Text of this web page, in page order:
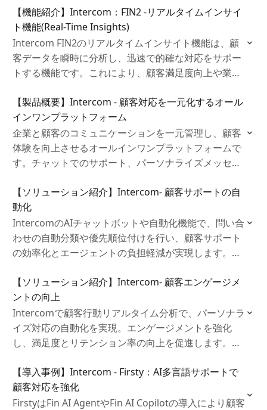
安全かつ効率的に行われ、運用チームや開発者が簡単
に管理できるようになります。
【機能紹介】Intercom：FIN2 ‐リアルタイムインサイ
ト機能(Real-Time Insights)
Intercom FIN2のリアルタイムインサイト機能は、顧
客データを瞬時に分析し、迅速で的確な対応をサポー
トする機能です。これにより、顧客満足度向上や業務
ロアクティブな対応により、長期的な顧客関係の構築
にも貢献します。
【製品概要】Intercom - 顧客対応を一元化するオール
インワンプラットフォーム
企業と顧客のコミュニケーションを一元管理し、顧客
体験を向上させるオールインワンプラットフォームで
す。チャットでのサポート、パーソナライズメッセー
す。複数チャネルの統合により一貫した顧客対応を実
現し、業務効率化や売上拡大を支援します。
【ソリューション紹介】Intercom- 顧客サポートの自
動化
IntercomのAIチャットボットや自動化機能で、問い合
わせの自動分類や優先順位付けを行い、顧客サポート
の効率化とエージェントの負担軽減が実現します。迅
ピーターの増加や信頼関係構築を促進します。
【ソリューション紹介】Intercom- 顧客エンゲージメ
ントの向上
Intercomで顧客行動リアルタイム分析で、パーソナラ
イズ対応の自動化を実現。エンゲージメントを強化
し、満足度とリテンション率の向上を促進します。さ
将来のニーズを予測。信頼関係を構築し、ブランドロ
イヤルティの向上にも貢献します。
【導入事例】Intercom - Firsty：AI多言語サポートで
顧客対応を強化
FirstyはFin AI AgentやFin AI Copilotの導入により顧客